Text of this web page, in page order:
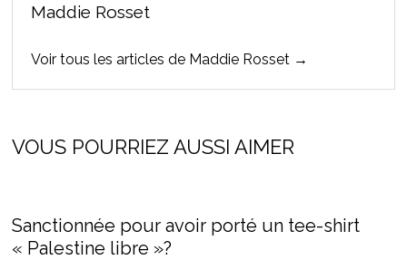
Maddie Rosset
Voir tous les articles de Maddie Rosset →
VOUS POURRIEZ AUSSI AIMER
Sanctionnée pour avoir porté un tee-shirt
« Palestine libre »?